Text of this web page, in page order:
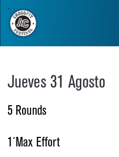
Jueves 31 Agosto
5 Rounds
1´Max Effort